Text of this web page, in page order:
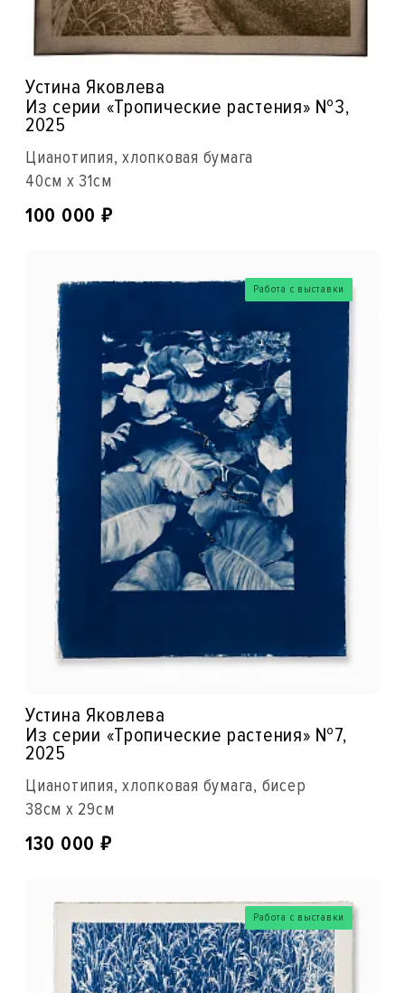
Устина Яковлева
Из серии «Тропические растения» №3,
2025
Цианотипия, хлопковая бумага
40см x 31см
100 000 ₽
Работа с выставки
Устина Яковлева
Из серии «Тропические растения» №7,
2025
Цианотипия, хлопковая бумага, бисер
38см x 29см
130 000 ₽
Работа с выставки